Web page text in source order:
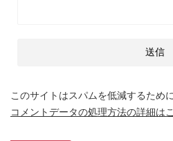
このサイトはスパムを低減するため
コメントデータの処理方法の詳細は